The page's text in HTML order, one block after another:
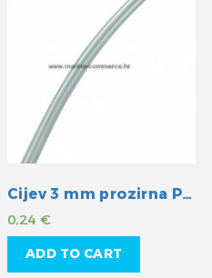
Cijev 3 mm prozirna PVC
0,24 €
ADD TO CART